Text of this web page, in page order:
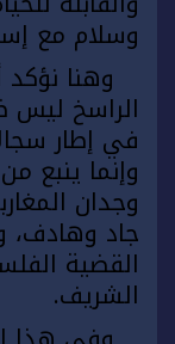
وسلام مع
وهنا
الراسخ ليس
في إطار
وإنما ينبع
وجدان
جاد
القضية
الشريف.